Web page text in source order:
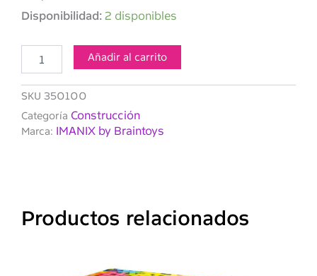
Disponibilidad: 2 disponibles
IMANIX
cantidad
Añadir al carrito
SKU 350100
Categoría Construcción
Marca: IMANIX by Braintoys
Productos relacionados